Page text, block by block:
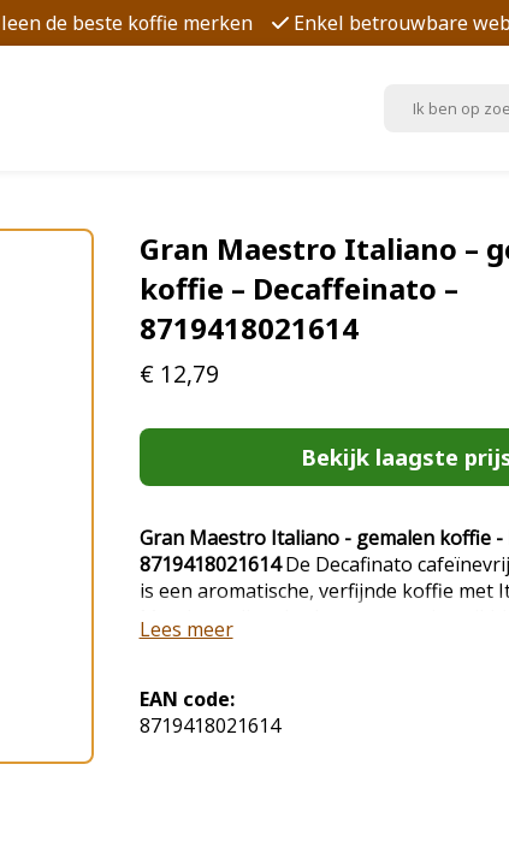
de beste koffie merken Enkel betrouwbare
Gran Maestro Italiano –
koffie – Decaffeinato –
8719418021614
€ 12,79
Bekijk laagste
Gran Maestro Italiano - gemalen koffie -
8719418021614De Decafinato
is een aromatische, verfijnde koffie met
Met de medium body en een notig, mild-
proeven we een echte Italiaanse
gebalanceerde koffiebeleving zonder
Lees meer
EAN code:
8719418021614